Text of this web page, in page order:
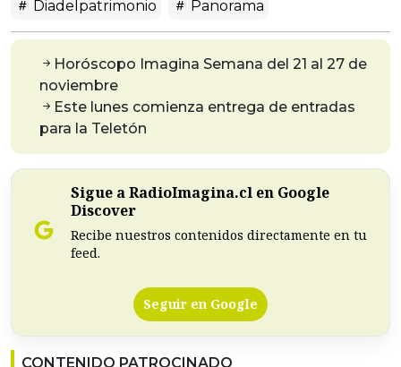
Diadelpatrimonio Panorama
Horóscopo Imagina Semana del 21 al 27 de
noviembre
Este lunes comienza entrega de entradas
para la Teletón
Sigue a RadioImagina.cl en Google
Discover
Recibe nuestros contenidos directamente en tu
feed.
Seguir en Google
CONTENIDO PATROCINADO